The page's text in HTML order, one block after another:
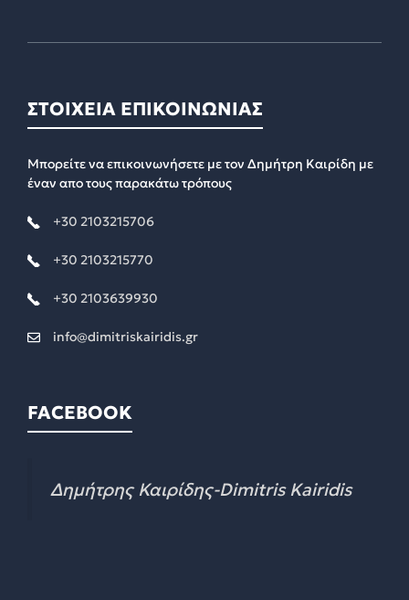
ΣΤΟΙΧΕΙΑ ΕΠΙΚΟΙΝΩΝΙΑΣ
Μπορείτε να επικοινωνήσετε με τον Δημήτρη Καιρίδη με
έναν απο τους παρακάτω τρόπους
+30 2103215706
+30 2103215770
+30 2103639930
info@dimitriskairidis.gr
FACEBOOK
Δημήτρης Καιρίδης-Dimitris Kairidis